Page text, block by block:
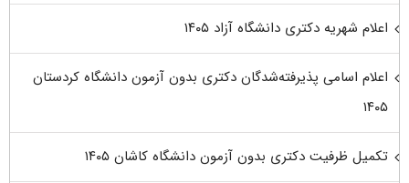
اعلام شهریه دکتری دانشگاه آزاد ۱۴۰۵
اعلام اسامی پذیرفته‌شدگان دکتری بدون آزمون دانشگاه کردستان
۱۴۰۵
تکمیل ظرفیت دکتری بدون آزمون دانشگاه کاشان ۱۴۰۵